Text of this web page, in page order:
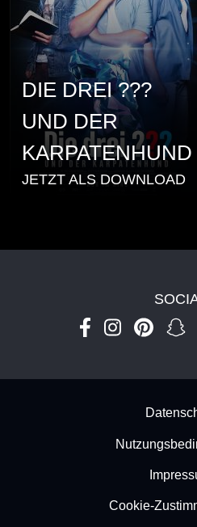
DIE DREI ???
UND DER
KARPATENHUND
JETZT ALS DOWNLOAD
Footer - Subfooter
Cookie-